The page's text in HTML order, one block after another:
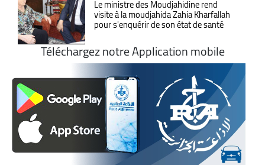
Le ministre des Moudjahidine rend
visite à la moudjahida Zahia Kharfallah
pour s'enquérir de son état de santé
Téléchargez notre Application mobile